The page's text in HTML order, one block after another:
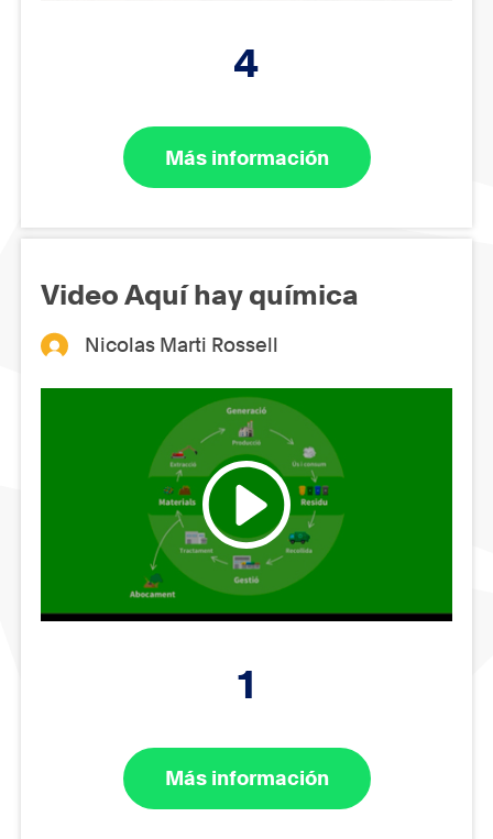
4
Más información
Video Aquí hay química
Nicolas Marti Rossell
1
Más información